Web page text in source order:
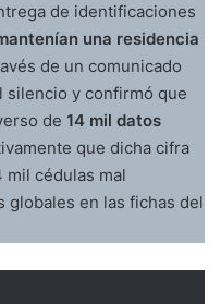
de identificaciones
una residencia
de un comunicado
silencio y confirmó que
de 14 mil datos
que dicha cifra
mil cédulas mal
globales en las fichas del